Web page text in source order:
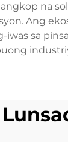
na
Ang
sa